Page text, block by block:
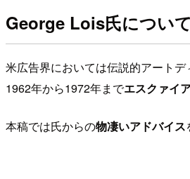
George Lois氏について
米広告界においては伝説的アートデ
1962年から1972年までエスクァイ
本稿では氏からの物凄いアドバイス